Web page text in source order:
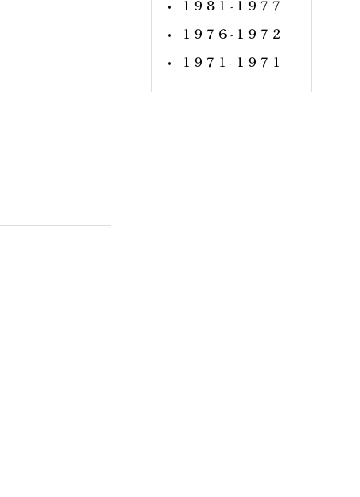
１９８１ - １９７７
１９７６ - １９７２
１９７１ - １９７１